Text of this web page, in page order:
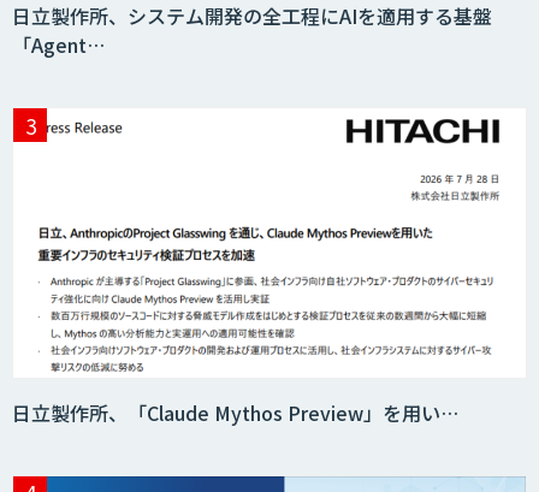
MAISTER™
Datatang AIデータ処理プラットフォー
ムサービス
日立製作所、システム開発の全工程にAIを適用する基盤
「Agent…
日立製作所、「Claude Mythos Preview」を用い…